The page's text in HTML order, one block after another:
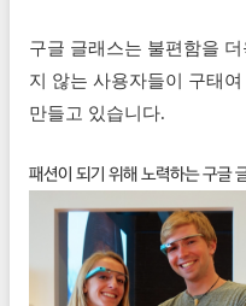
구글 글래스는 불편함을
지 않는 사용자들이 구태
만들고 있습니다.
패션이 되기 위해 노력하는 구글